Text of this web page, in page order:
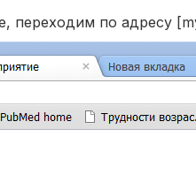
переходим по адресу